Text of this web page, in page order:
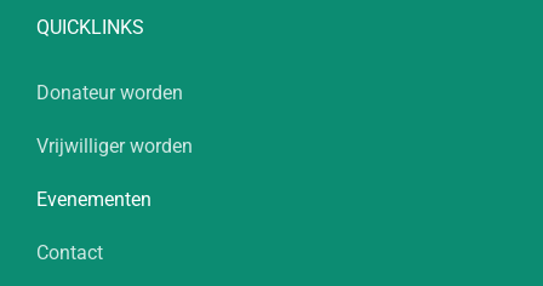
QUICKLINKS
Donateur worden
Vrijwilliger worden
Evenementen
Contact